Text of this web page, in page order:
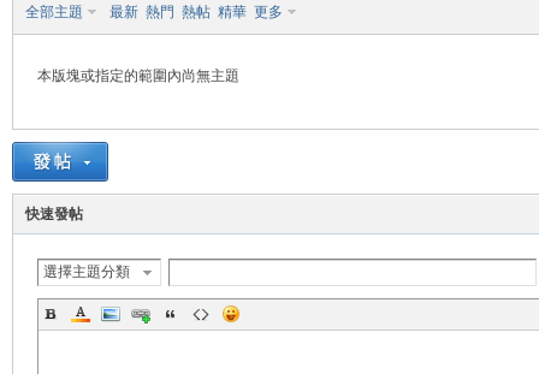
悠
全部主題 最新 熱門 熱帖 精華 更多
本版塊或指定的範圍內尚無主題
快速發帖
選擇主題分類